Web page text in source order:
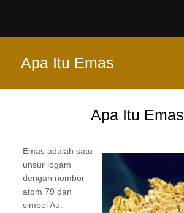
Apa Itu Emas
Apa Itu Emas
Emas adalah satu
unsur logam
dengan nombor
atom 79 dan
simbol Au.